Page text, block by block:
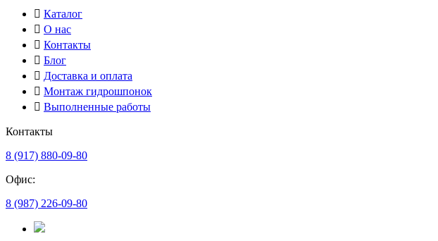
Каталог
О нас
Контакты
Блог
Доставка и оплата
Монтаж гидрошпонок
Выполненные работы
Контакты
8 (917) 880-09-80
Офис:
8 (987) 226-09-80